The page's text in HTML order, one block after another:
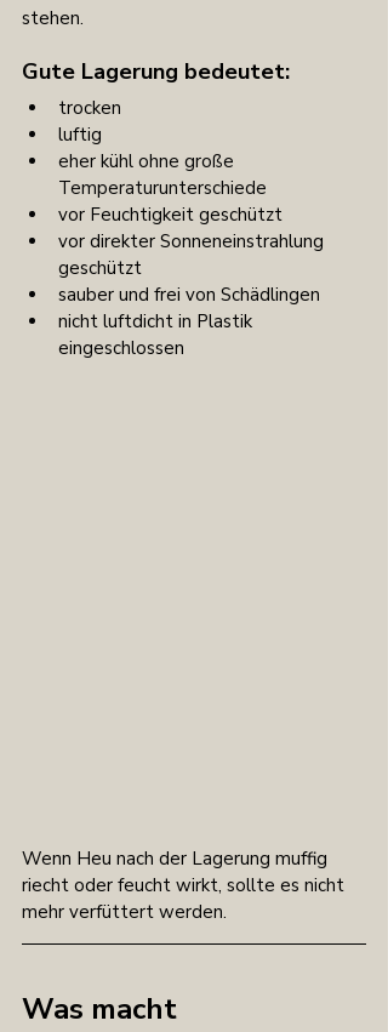
stehen.
Gute Lagerung bedeutet:
trocken
luftig
eher kühl ohne große
Temperaturunterschiede
vor Feuchtigkeit geschützt
vor direkter Sonneneinstrahlung
geschützt
sauber und frei von Schädlingen
nicht luftdicht in Plastik
eingeschlossen
Wenn Heu nach der Lagerung muffig
riecht oder feucht wirkt, sollte es nicht
mehr verfüttert werden.
Was macht